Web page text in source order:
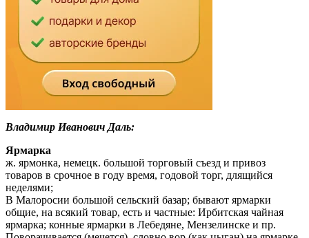
Владимир Иванович Даль:
Ярмарка
ж. ярмонка, немецк. большой торговый съезд и привоз
товаров в срочное в году время, годовой торг, длящийся
неделями;
В Малоросии большой сельский базар; бывают ярмарки
общие, на всякий товар, есть и частные: Ирбитская чайная
ярмарка; конные ярмарки в Лебедяне, Мензелинске и пр.